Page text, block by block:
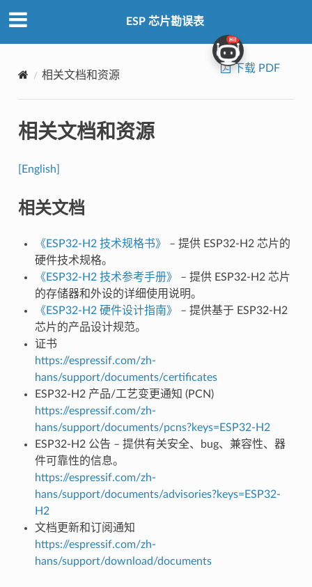
ESP 芯片勘误表
相关文档和资源
下载 PDF
相关文档和资源
[English]
相关文档
《ESP32-H2 技术规格书》
– 提供 ESP32-H2 芯片的
硬件技术规格。
《ESP32-H2 技术参考手册》
– 提供 ESP32-H2 芯片
的存储器和外设的详细使用说明。
《ESP32-H2 硬件设计指南》
– 提供基于 ESP32-H2
芯片的产品设计规范。
证书
https://espressif.com/zh-
hans/support/documents/certificates
ESP32-H2 产品/工艺变更通知 (PCN)
https://espressif.com/zh-
hans/support/documents/pcns?keys=ESP32-H2
ESP32-H2 公告 – 提供有关安全、bug、兼容性、器
件可靠性的信息。
https://espressif.com/zh-
hans/support/documents/advisories?keys=ESP32-
H2
文档更新和订阅通知
https://espressif.com/zh-
hans/support/download/documents